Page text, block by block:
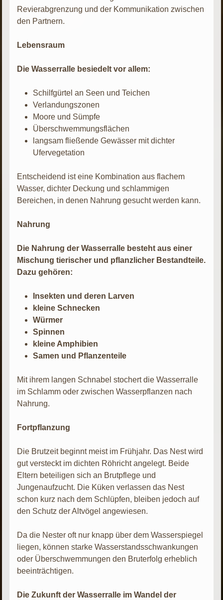
Revierabgrenzung und der Kommunikation zwischen
den Partnern.
Lebensraum
Die Wasserralle besiedelt vor allem:
Schilfgürtel an Seen und Teichen
Verlandungszonen
Moore und Sümpfe
Überschwemmungsflächen
langsam fließende Gewässer mit dichter
Ufervegetation
Entscheidend ist eine Kombination aus flachem
Wasser, dichter Deckung und schlammigen
Bereichen, in denen Nahrung gesucht werden kann.
Nahrung
Die Nahrung der Wasserralle besteht aus einer
Mischung tierischer und pflanzlicher Bestandteile.
Dazu gehören:
Insekten und deren Larven
kleine Schnecken
Würmer
Spinnen
kleine Amphibien
Samen und Pflanzenteile
Mit ihrem langen Schnabel stochert die Wasserralle
im Schlamm oder zwischen Wasserpflanzen nach
Nahrung.
Fortpflanzung
Die Brutzeit beginnt meist im Frühjahr. Das Nest wird
gut versteckt im dichten Röhricht angelegt. Beide
Eltern beteiligen sich an Brutpflege und
Jungenaufzucht. Die Küken verlassen das Nest
schon kurz nach dem Schlüpfen, bleiben jedoch auf
den Schutz der Altvögel angewiesen.
Da die Nester oft nur knapp über dem Wasserspiegel
liegen, können starke Wasserstandsschwankungen
oder Überschwemmungen den Bruterfolg erheblich
beeinträchtigen.
Die Zukunft der Wasserralle im Wandel der